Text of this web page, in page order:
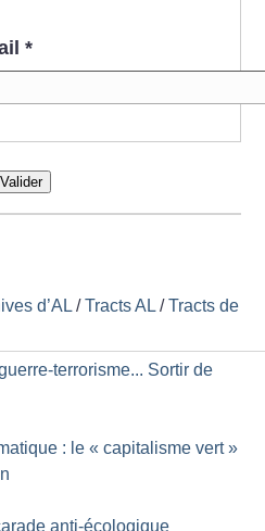
*
Valider
d’AL /Tracts AL /Tracts de
terrorisme... Sortir de
: le « capitalisme vert »
anti-écologique